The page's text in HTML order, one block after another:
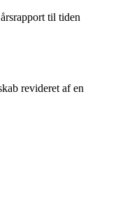
til tiden
revideret af en